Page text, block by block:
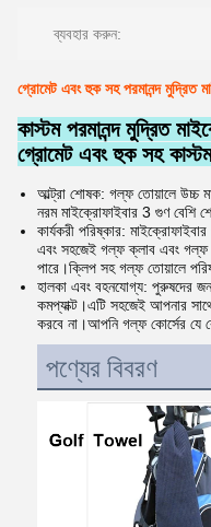
ব্যবহার করুন:
গ্রোমেট এবং হুক সহ পরমানন্দ মুদ্রিত
কাস্টম পরমানন্দ মুদ্রিত
গ্রোমেট এবং হুক সহ
আল্ট্রা শোষক: গল্ফ তোয়ালে উচ্চ
নরম মাইক্রোফাইবার 3 গুণ বেশি
কার্যকরী পরিষ্কার:
এবং সহজেই গল্ফ ক্লাব এবং গল্ফ
পারে।ক্লিপ সহ গল্ফ তোয়ালে
হালকা এবং বহনযোগ্য: পুরুষদের
কমপ্যাক্ট।এটি সহজেই আপনার
করবে না।আপনি গল্ফ কোর্সের যে
পণ্যের বিবরণ